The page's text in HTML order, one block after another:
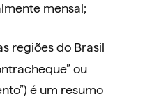
mensal;
regiões do Brasil
ou
é um resumo